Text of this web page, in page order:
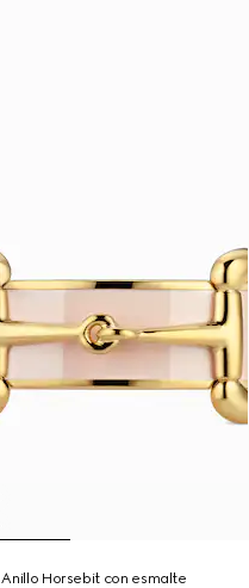
Anillo Horsebit con esmalte